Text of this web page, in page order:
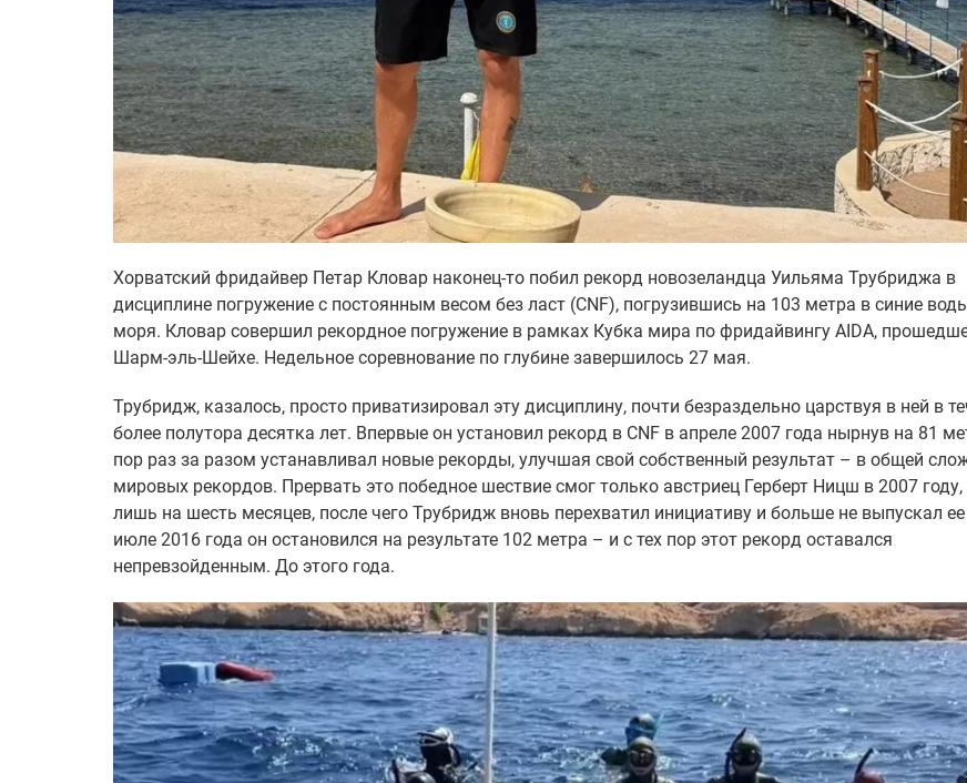
Хорватский фридайвер Петар Кловар наконец-то побил рекорд новозеландца Уильяма Трубриджа в
дисциплине погружение с постоянным весом без ласт (CNF), погрузившись на 103 метра в синие
моря. Кловар совершил рекордное погружение в рамках Кубка мира по фридайвингу AIDA,
Шарм-эль-Шейхе. Недельное соревнование по глубине завершилось 27 мая.
Трубридж, казалось, просто приватизировал эту дисциплину, почти безраздельно царствуя в ней в
более полутора десятка лет. Впервые он установил рекорд в CNF в апреле 2007 года нырнув на 81
пор раз за разом устанавливал новые рекорды, улучшая свой собственный результат – в общей
мировых рекордов. Прервать это победное шествие смог только австриец Герберт Ницш в 2007 году,
лишь на шесть месяцев, после чего Трубридж вновь перехватил инициативу и больше не выпускал ее
июле 2016 года он остановился на результате 102 метра – и с тех пор этот рекорд оставался
непревзойденным. До этого года.